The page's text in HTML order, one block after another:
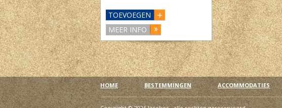
TOEVOEGEN
MEER INFO
HOME BESTEMMINGEN ACCOMMODATIES